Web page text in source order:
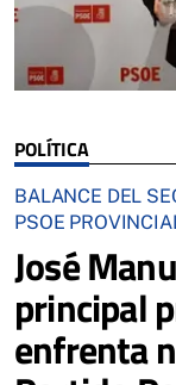
POLÍTICA
BALANCE DEL
PSOE
José
principal
enfrenta